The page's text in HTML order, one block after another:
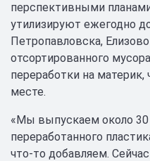
перспективными
утилизируют ежегодно
Петропавловска,
отсортированного
переработки на
месте.
«Мы выпускаем около 30
переработанного
что-то добавляем.